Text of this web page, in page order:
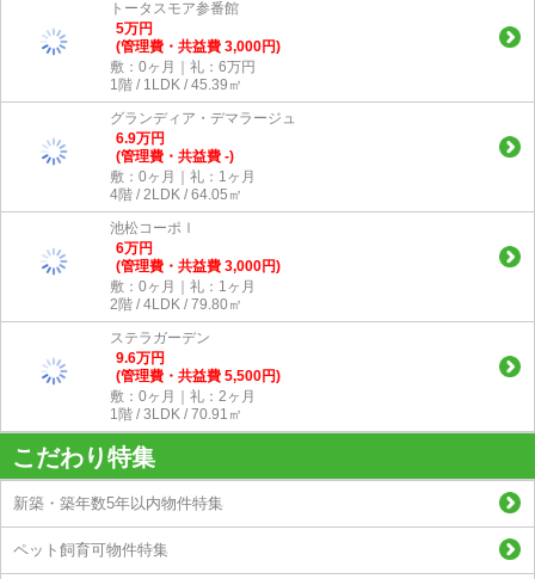
トータスモア参番館
5万円
(管理費・共益費 3,000円)
敷：0ヶ月｜礼：6万円
1階 / 1LDK / 45.39㎡
グランディア・デマラージュ
6.9万円
(管理費・共益費 -)
敷：0ヶ月｜礼：1ヶ月
4階 / 2LDK / 64.05㎡
池松コーポⅠ
6万円
(管理費・共益費 3,000円)
敷：0ヶ月｜礼：1ヶ月
2階 / 4LDK / 79.80㎡
ステラガーデン
9.6万円
(管理費・共益費 5,500円)
敷：0ヶ月｜礼：2ヶ月
1階 / 3LDK / 70.91㎡
こだわり特集
新築・築年数5年以内物件特集
ペット飼育可物件特集